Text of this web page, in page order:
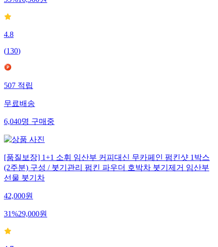
35%16,900원
4.8
(130)
507적립
무료배송
6,040명구매중
[품질보장] 1+1 소휘 임산부 커피대신 무카페인 펌킨샷 1박스
(2주분) 구성 / 붓기관리 펌킨 파우더 호박차 붓기제거 임산부
선물 붓기차
42,000원
31%29,000원